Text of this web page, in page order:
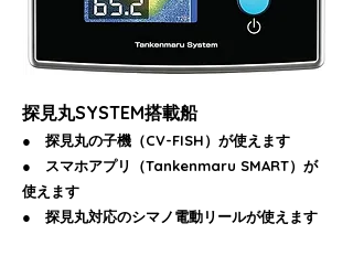
探見丸SYSTEM搭載船
● 探見丸の子機（CV-FISH）が使えます
● スマホアプリ（Tankenmaru SMART）が
使えます
● 探見丸対応のシマノ電動リールが使えます